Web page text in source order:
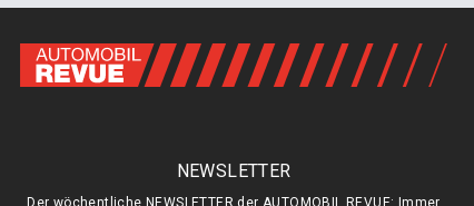
NEWSLETTER
Der wöchentliche NEWSLETTER der AUTOMOBIL REVUE: Immer